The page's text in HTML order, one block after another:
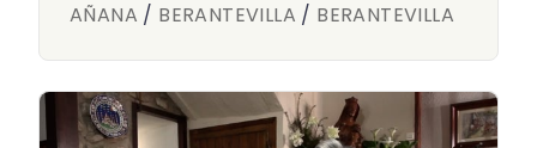
AÑANA / BERANTEVILLA / BERANTEVILLA